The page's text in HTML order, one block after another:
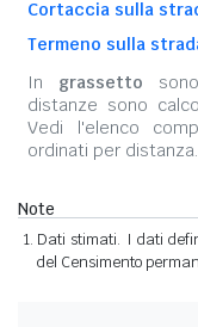
Cortaccia sulla
Termeno sulla
In grassetto
distanze sono
Vedi l'elenco
ordinati per distanza.
Note
Dati stimati. I dati
del Censimento